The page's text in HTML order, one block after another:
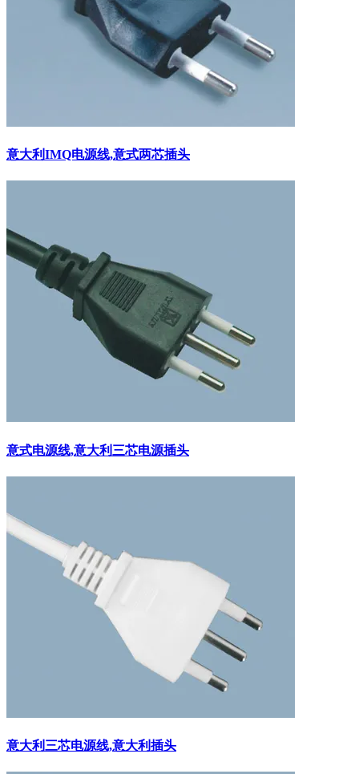
意大利IMQ电源线,意式两芯插头
意式电源线,意大利三芯电源插头
意大利三芯电源线,意大利插头